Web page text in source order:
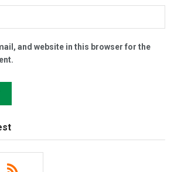
and website in this browser for the